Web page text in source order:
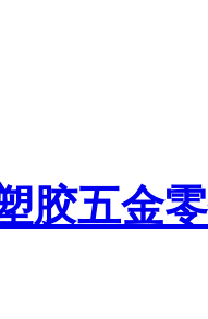
胶五金